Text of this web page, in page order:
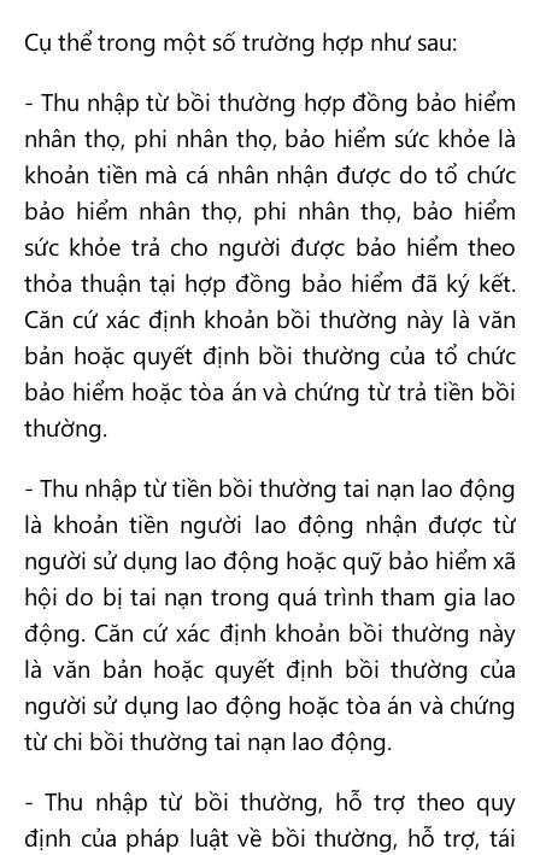
Cụ thể trong một số trường hợp như sau:
- Thu nhập từ bồi thường hợp đồng bảo hiểm
nhân thọ, phi nhân thọ, bảo hiểm sức khỏe là
khoản tiền mà cá nhân nhận được do tổ chức
bảo hiểm nhân thọ, phi nhân thọ, bảo hiểm
sức khỏe trả cho người được bảo hiểm theo
thỏa thuận tại hợp đồng bảo hiểm đã ký kết.
Căn cứ xác định khoản bồi thường này là văn
bản hoặc quyết định bồi thường của tổ chức
bảo hiểm hoặc tòa án và chứng từ trả tiền bồi
thường.
- Thu nhập từ tiền bồi thường tai nạn lao động
là khoản tiền người lao động nhận được từ
người sử dụng lao động hoặc quỹ bảo hiểm xã
hội do bị tai nạn trong quá trình tham gia lao
động. Căn cứ xác định khoản bồi thường này
là văn bản hoặc quyết định bồi thường của
người sử dụng lao động hoặc tòa án và chứng
từ chi bồi thường tai nạn lao động.
- Thu nhập từ bồi thường, hỗ trợ theo quy
định của pháp luật về bồi thường, hỗ trợ, tái